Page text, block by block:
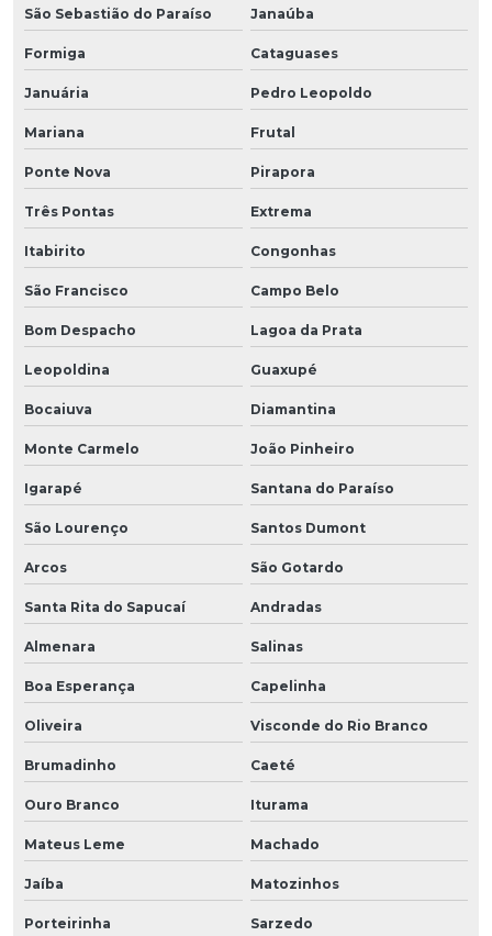
São Sebastião do Paraíso Janaúba
Formiga Cataguases
Januária Pedro Leopoldo
Mariana Frutal
Ponte Nova Pirapora
Três Pontas Extrema
Itabirito Congonhas
São Francisco Campo Belo
Bom Despacho Lagoa da Prata
Leopoldina Guaxupé
Bocaiuva Diamantina
Monte Carmelo João Pinheiro
Igarapé Santana do Paraíso
São Lourenço Santos Dumont
Arcos São Gotardo
Santa Rita do Sapucaí Andradas
Almenara Salinas
Boa Esperança Capelinha
Oliveira Visconde do Rio Branco
Brumadinho Caeté
Ouro Branco Iturama
Mateus Leme Machado
Jaíba Matozinhos
Porteirinha Sarzedo